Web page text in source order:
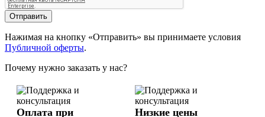
Отправить
Нажимая на кнопку «Отправить» вы принимаете условия
Публичной оферты.
Почему нужно заказать у нас?
Оплата при Низкие цены